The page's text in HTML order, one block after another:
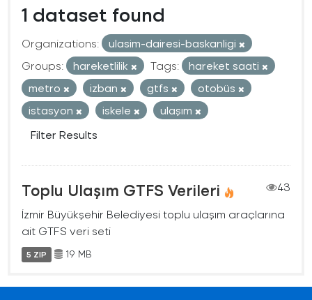
1 dataset found
Organizations:
ulasim-dairesi-baskanligi
Groups:
hareketlilik Tags:
hareket saati
metro
izban gtfs
otobüs
istasyon
iskele
ulaşım
Filter Results
Toplu Ulaşım GTFS Verileri
43
İzmir Büyükşehir Belediyesi toplu ulaşım araçlarına
ait GTFS veri seti
5 ZIP 19 MB